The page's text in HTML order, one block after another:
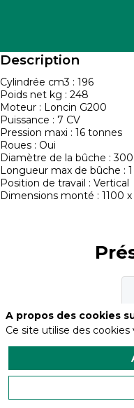
Description
Cylindrée cm3 : 196
Poids net kg : 248
Moteur : Loncin G200
Puissance : 7 CV
Pression maxi : 16 tonnes
Roues : Oui
Diamètre de la bûche :
Longueur max de bûche :
Position de travail : Vertical
Dimensions monté : 1100
A propos des cookies
Ce site utilise des